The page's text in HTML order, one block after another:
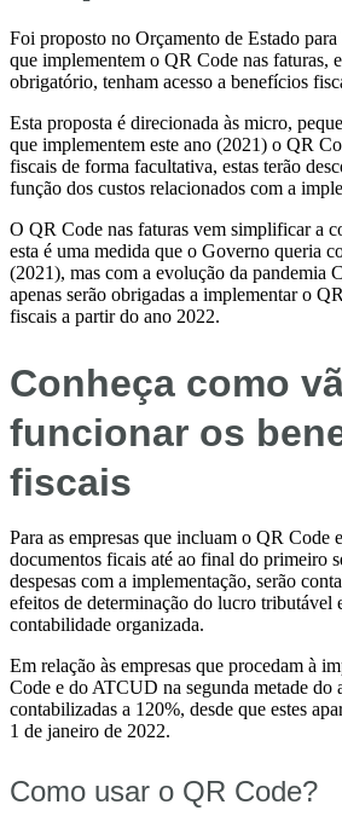
Foi proposto no Orçamento de Estado para
que implementem o QR Code nas faturas,
obrigatório, tenham acesso a benefícios
Esta proposta é direcionada às micro,
que implementem este ano (2021) o QR
fiscais de forma facultativa, estas terão
função dos custos relacionados com a
O QR Code nas faturas vem simplificar a
esta é uma medida que o Governo queria
(2021), mas com a evolução da pandemia
apenas serão obrigadas a implementar o
fiscais a partir do ano 2022.
Conheça como
funcionar os
fiscais
Para as empresas que incluam o QR Code
documentos ficais até ao final do primeiro
despesas com a implementação, serão
efeitos de determinação do lucro
contabilidade organizada.
Em relação às empresas que procedam à
Code e do ATCUD na segunda metade do
contabilizadas a 120%, desde que estes
1 de janeiro de 2022.
Como usar o QR Code?